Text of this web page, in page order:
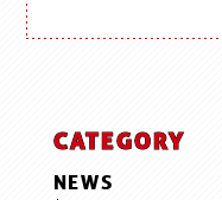
CATEGORY
NEWS